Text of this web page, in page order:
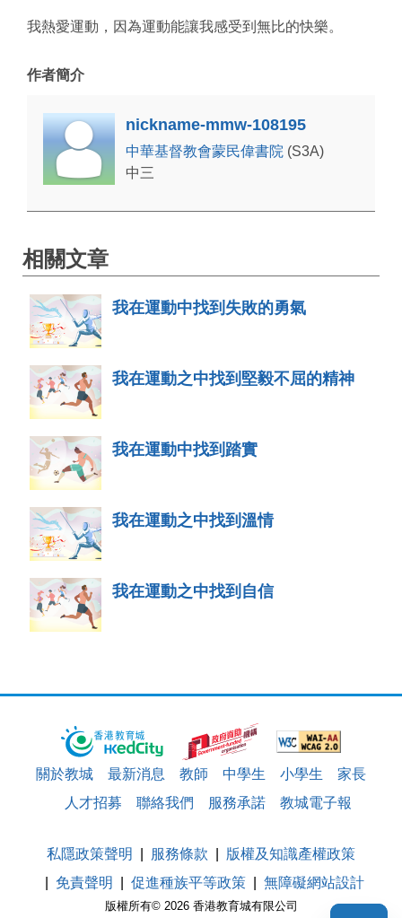
我熱愛運動，因為運動能讓我感受到無比的快樂。
作者簡介
nickname-mmw-108195
中華基督教會蒙民偉書院 (S3A)
中三
相關文章
我在運動中找到失敗的勇氣
我在運動之中找到堅毅不屈的精神
我在運動中找到踏實
我在運動之中找到溫情
我在運動之中找到自信
關於教城 最新消息 教師 中學生 小學生
家長
人才招募
聯絡我們 服務承諾 教城電子報
版權所有© 2026 香港教育城有限公司
私隱政策聲明 服務條款
版權及知識產權政策
免責聲明
促進種族平等政策 無障礙網站設計